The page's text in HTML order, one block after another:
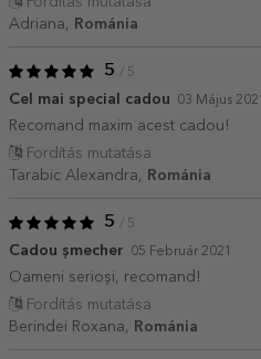
Adriana,
Románia
5 / 5
Cel mai special cadou 03 Május 2021
Recomand maxim acest cadou!
Fordítás mutatása
Tarabic Alexandra,
Románia
5 / 5
Cadou șmecher 05 Február 2021
Oameni serioși, recomand!
Fordítás mutatása
Berindei Roxana,
Románia